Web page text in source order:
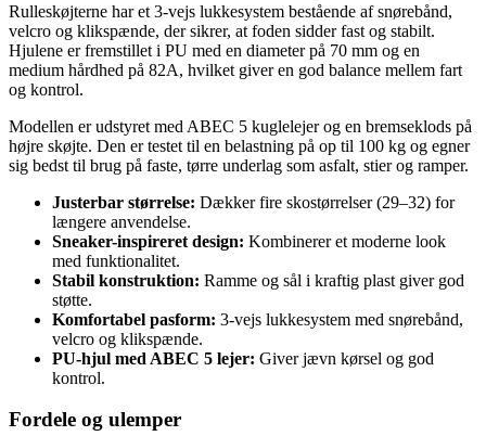
Rulleskøjterne har et 3-vejs lukkesystem bestående af snørebånd,
velcro og klikspænde, der sikrer, at foden sidder fast og stabilt.
Hjulene er fremstillet i PU med en diameter på 70 mm og en
medium hårdhed på 82A, hvilket giver en god balance mellem fart
og kontrol.
Modellen er udstyret med ABEC 5 kuglelejer og en bremseklods på
højre skøjte. Den er testet til en belastning på op til 100 kg og egner
sig bedst til brug på faste, tørre underlag som asfalt, stier og ramper.
Justerbar størrelse: Dækker fire skostørrelser (29–32) for
længere anvendelse.
Sneaker-inspireret design: Kombinerer et moderne look
med funktionalitet.
Stabil konstruktion: Ramme og sål i kraftig plast giver god
støtte.
Komfortabel pasform: 3-vejs lukkesystem med snørebånd,
velcro og klikspænde.
PU-hjul med ABEC 5 lejer: Giver jævn kørsel og god
kontrol.
Fordele og ulemper